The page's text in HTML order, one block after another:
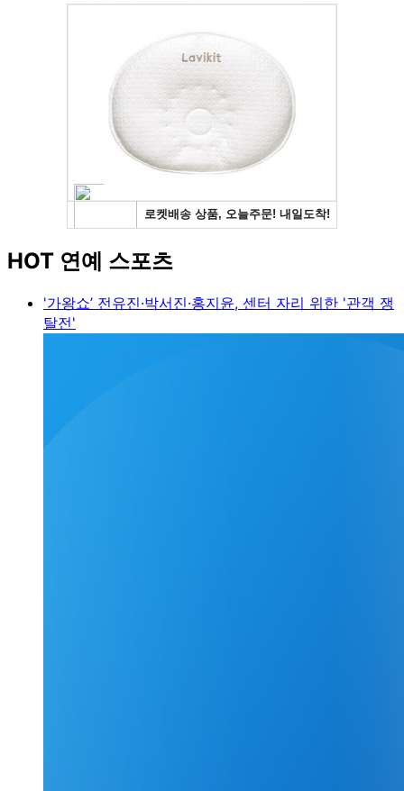
HOT 연예 스포츠
'가왕쇼’ 전유진·박서진·홍지윤, 센터 자리 위한 '관객 쟁
탈전'